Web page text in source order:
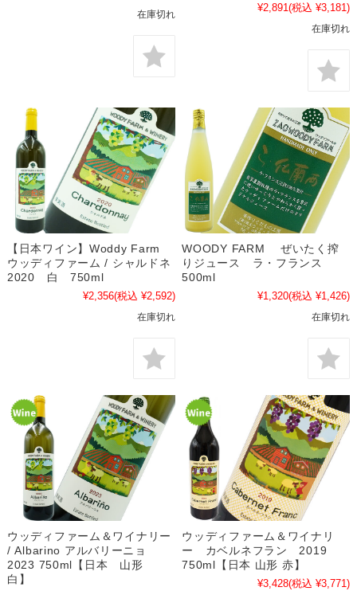
在庫切れ
¥2,891(税込 ¥3,181)
在庫切れ
【日本ワイン】Woddy Farm
ウッディファーム / シャルドネ
2020 白 750ml
¥2,356(税込 ¥2,592)
在庫切れ
WOODY FARM ぜいたく搾
りジュース ラ・フランス
500ml
¥1,320(税込 ¥1,426)
在庫切れ
ウッディファーム＆ワイナリー
/ Albarino アルバリーニョ
2023 750ml【日本 山形
白】
ウッディファーム＆ワイナリ
ー カベルネフラン 2019
750ml【日本 山形 赤】
¥3,428(税込 ¥3,771)